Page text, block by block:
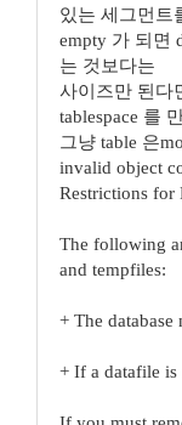
있는 세그먼트
empty 가 되면
는 것보다는
사이즈만 된다
tablespace 를
그냥 table 은
invalid object
Restrictions for
The following
and tempfiles:
+ The database
+ If a datafile is